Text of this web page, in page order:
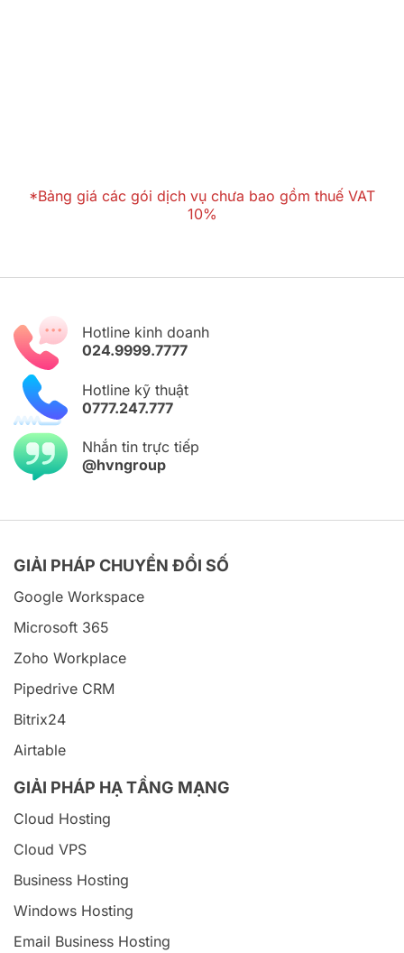
*Bảng giá các gói dịch vụ chưa bao gồm thuế VAT
10%
Hotline kinh doanh
024.9999.7777
Hotline kỹ thuật
0777.247.777
Nhắn tin trực tiếp
@hvngroup
GIẢI PHÁP CHUYỂN ĐỔI SỐ
Google Workspace
Microsoft 365
Zoho Workplace
Pipedrive CRM
Bitrix24
Airtable
GIẢI PHÁP HẠ TẦNG MẠNG
Cloud Hosting
Cloud VPS
Business Hosting
Windows Hosting
Email Business Hosting